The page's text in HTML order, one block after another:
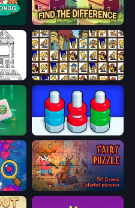
Find The Difference
Tiles of the Simpsons
Fairy Puzzle